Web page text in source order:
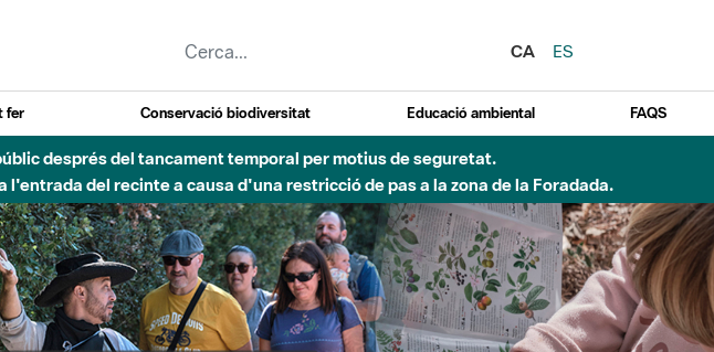
CA
ES
fer Conservació biodiversitat Educació ambiental FAQS
del Parc Fluvial del Besòs per pluges intenses.
al Parc.